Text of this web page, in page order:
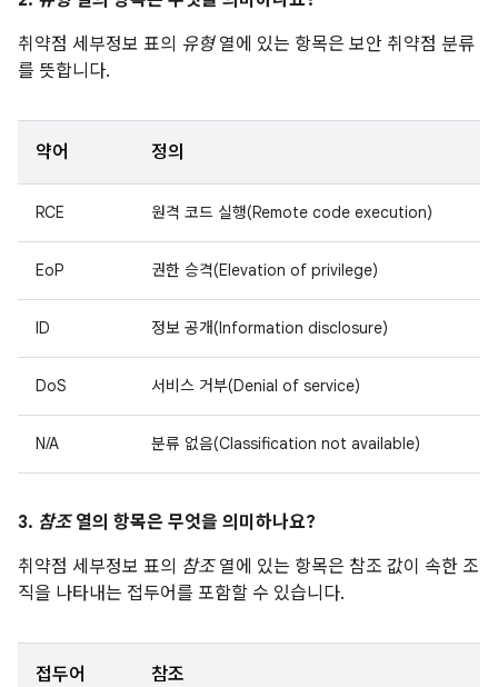
취약점 세부정보 표의 유형열에 있는 항목은 보안 취약점 분류
를 뜻합니다.
약어 정의
RCE 원격 코드 실행(Remote code execution)
EoP 권한 승격(Elevation of privilege)
ID 정보 공개(Information disclosure)
DoS 서비스 거부(Denial of service)
N/A 분류 없음(Classification not available)
3. 참조열의 항목은 무엇을 의미하나요?
취약점 세부정보 표의 참조열에 있는 항목은 참조 값이 속한 조
직을 나타내는 접두어를 포함할 수 있습니다.
접두어 참조